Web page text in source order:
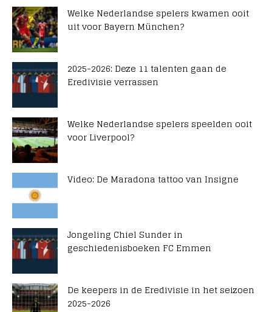
Welke Nederlandse spelers kwamen ooit
uit voor Bayern München?
2025-2026: Deze 11 talenten gaan de
Eredivisie verrassen
Welke Nederlandse spelers speelden ooit
voor Liverpool?
Video: De Maradona tattoo van Insigne
Jongeling Chiel Sunder in
geschiedenisboeken FC Emmen
De keepers in de Eredivisie in het seizoen
2025-2026